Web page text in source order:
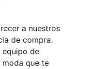
a nuestros
de compra.
equipo de
que te